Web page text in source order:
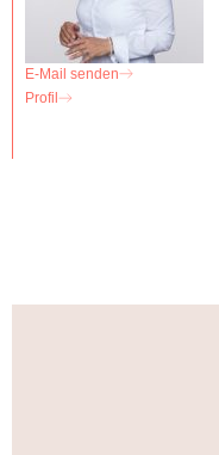
E-Mail senden
Profil